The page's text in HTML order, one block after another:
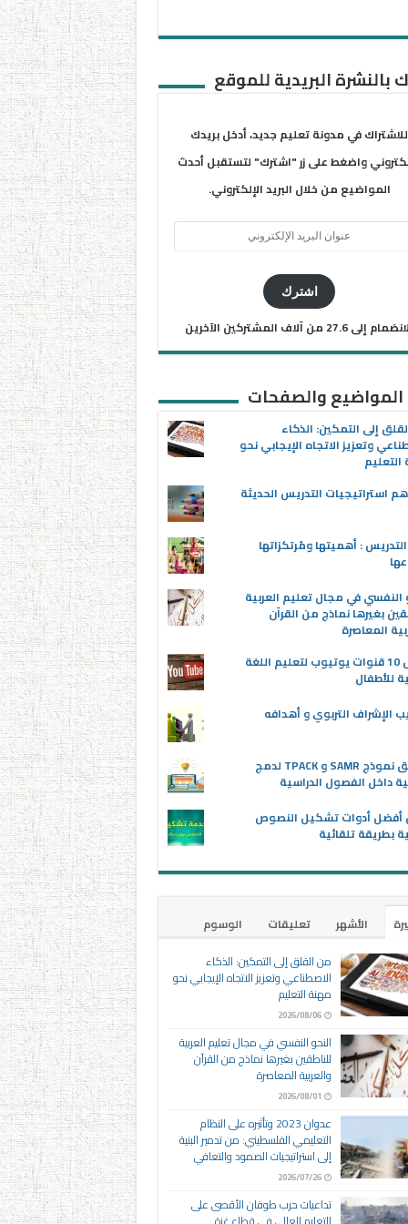
بالنشرة البريدية للموقع
للاشتراك في مدونة تعليم جديد، أدخل بريدك
واضغط على زر "اشترك" لتستقبل أحدث
المواضيع من خلال البريد الإلكتروني.
اشترك
إلى 27.6 من آلاف المشتركين الآخرين
المواضيع والصفحات
إلى التمكين: الذكاء
وتعزيز الاتجاه الإيجابي نحو
استراتيجيات التدريس الحديثة
: أهميتها ومُرتكزاتها
النفسي في مجال تعليم العربية
بغيرها نماذج من القرآن
المعاصرة
أفضل 10 قنوات يوتيوب لتعليم اللغة
للأطفال
الإشراف التربوي و أهدافه
تطبيق نموذج SAMR و TPACK لدمج
داخل الفصول الدراسية
أفضل أدوات تشكيل النصوص
بطريقة تلقائية
الأشهر تعليقات
الوسوم
من القلق إلى التمكين: الذكاء
الاصطناعي وتعزيز الاتجاه الإيجابي نحو
مهنة التعليم
2026/08/06
النحو النفسي في مجال تعليم العربية
للناطقين بغيرها نماذج من القرآن
والعربية المعاصرة
2026/08/01
عدوان 2023 وتأثيره على النظام
التعليمي الفلسطيني: من تدمير البنية
إلى استراتيجيات الصمود والتعافي
2026/07/26
تداعيات حرب طوفان الأقصى على